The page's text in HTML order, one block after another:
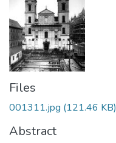
Files
001311.jpg (121.46 KB)
Abstract